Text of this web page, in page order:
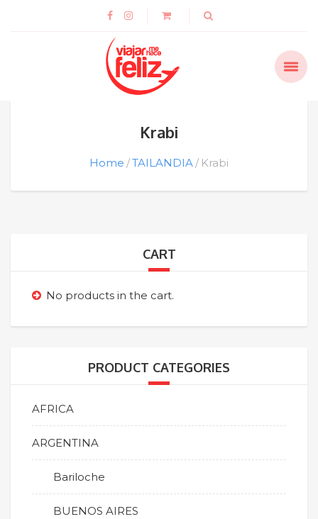
Krabi
Home TAILANDIA Krabi
CART
No products in the cart.
PRODUCT CATEGORIES
AFRICA
ARGENTINA
Bariloche
BUENOS AIRES